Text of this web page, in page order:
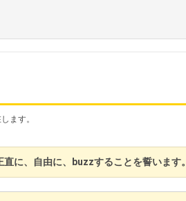
ます。
に、自由に、buzzすることを誓います。